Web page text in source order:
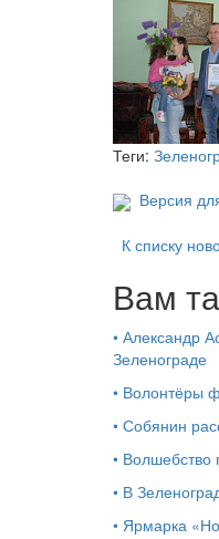
Теги:
Версия
К списку
Вам
• Александр
Зеленограде
• Волонтёры
• Собянин
• Волшебство
• В
• Ярмарка